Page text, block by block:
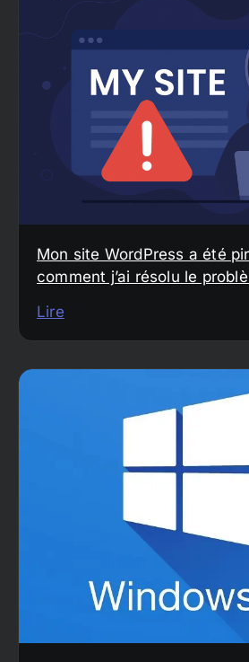
Mon site WordPress a été
comment j’ai résolu le
Lire